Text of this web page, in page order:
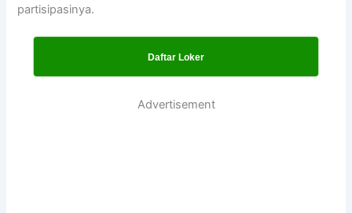
partisipasinya.
Daftar Loker
Advertisement